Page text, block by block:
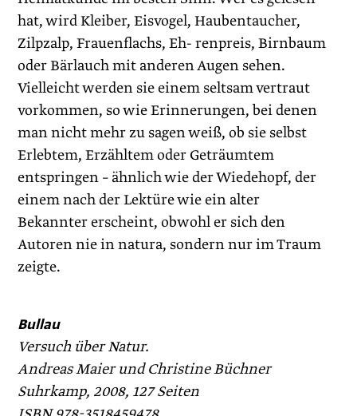
hat, wird Kleiber, Eisvogel, Haubentaucher,
Zilpzalp, Frauenflachs, Eh- renpreis, Birnbaum
oder Bärlauch mit anderen Augen sehen.
Vielleicht werden sie einem seltsam vertraut
vorkommen, so wie Erinnerungen, bei denen
man nicht mehr zu sagen weiß, ob sie selbst
Erlebtem, Erzähltem oder Geträumtem
entspringen – ähnlich wie der Wiedehopf, der
einem nach der Lektüre wie ein alter
Bekannter erscheint, obwohl er sich den
Autoren nie in natura, sondern nur im Traum
zeigte.
Bullau
Versuch über Natur.
Andreas Maier und Christine Büchner
Suhrkamp, 2008, 127 Seiten